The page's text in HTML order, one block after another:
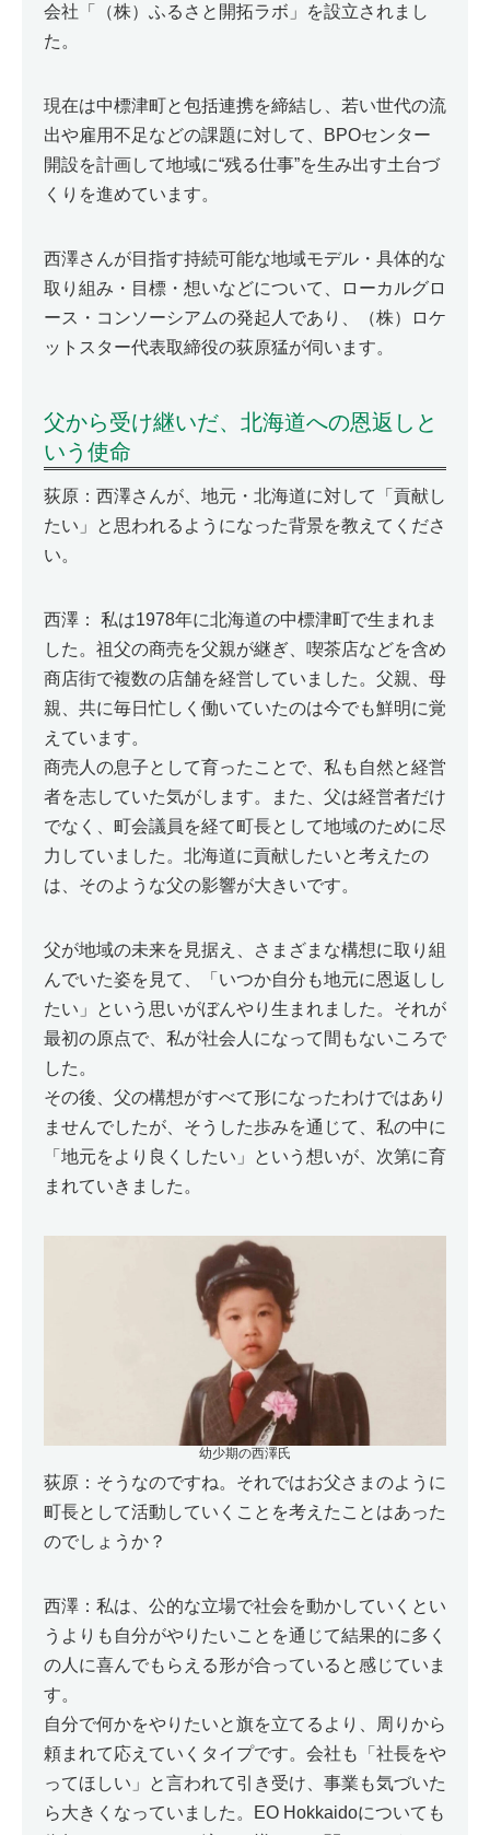
会社「（株）ふるさと開拓ラボ」を設立されまし
た。
現在は中標津町と包括連携を締結し、若い世代の流
出や雇用不足などの課題に対して、BPOセンター
開設を計画して地域に“残る仕事”を生み出す土台づ
くりを進めています。
西澤さんが目指す持続可能な地域モデル・具体的な
取り組み・目標・想いなどについて、ローカルグロ
ース・コンソーシアムの発起人であり、（株）ロケ
ットスター代表取締役の荻原猛が伺います。
父から受け継いだ、北海道への恩返しと
いう使命
荻原：西澤さんが、地元・北海道に対して「貢献し
たい」と思われるようになった背景を教えてくださ
い。
西澤： 私は1978年に北海道の中標津町で生まれま
した。祖父の商売を父親が継ぎ、喫茶店などを含め
商店街で複数の店舗を経営していました。父親、母
親、共に毎日忙しく働いていたのは今でも鮮明に覚
えています。
商売人の息子として育ったことで、私も自然と経営
者を志していた気がします。また、父は経営者だけ
でなく、町会議員を経て町長として地域のために尽
力していました。北海道に貢献したいと考えたの
は、そのような父の影響が大きいです。
父が地域の未来を見据え、さまざまな構想に取り組
んでいた姿を見て、「いつか自分も地元に恩返しし
たい」という思いがぼんやり生まれました。それが
最初の原点で、私が社会人になって間もないころで
した。
その後、父の構想がすべて形になったわけではあり
ませんでしたが、そうした歩みを通じて、私の中に
「地元をより良くしたい」という想いが、次第に育
まれていきました。
幼少期の西澤氏
荻原：そうなのですね。それではお父さまのように
町長として活動していくことを考えたことはあった
のでしょうか？
西澤：私は、公的な立場で社会を動かしていくとい
うよりも自分がやりたいことを通じて結果的に多く
の人に喜んでもらえる形が合っていると感じていま
す。
自分で何かをやりたいと旗を立てるより、周りから
頼まれて応えていくタイプです。会社も「社長をや
ってほしい」と言われて引き受け、事業も気づいた
ら大きくなっていました。EO Hokkaidoについても